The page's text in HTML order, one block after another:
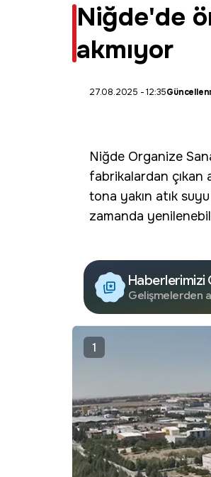
Niğde'de
akmıyor
27.08.2025 - 12:35
Niğde Organize
fabrikalardan çıkan
tona yakın atık
zamanda
Haberlerimizi
Gelişmelerden
1